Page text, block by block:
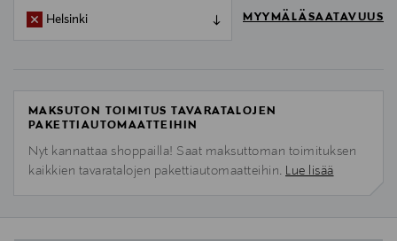
Helsinki MYYMÄLÄSAATAVUUS
MAKSUTON TOIMITUS TAVARATALOJEN
PAKETTIAUTOMAATTEIHIN
Nyt kannattaa shoppailla! Saat maksuttoman toimituksen
kaikkien tavaratalojen pakettiautomaatteihin. Lue lisää